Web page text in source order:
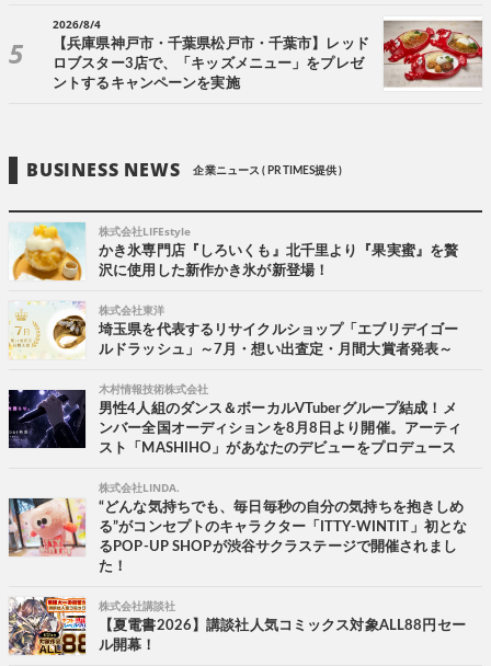
2026/8/4
【兵庫県神戸市・千葉県松戸市・千葉市】レッド
ロブスター3店で、「キッズメニュー」をプレゼ
ントするキャンペーンを実施
BUSINESS NEWS 企業ニュース ( PR TIMES提供 )
株式会社LIFEstyle
かき氷専門店『しろいくも』北千里より『果実蜜』を贅
沢に使用した新作かき氷が新登場！
株式会社東洋
埼玉県を代表するリサイクルショップ「エブリデイゴー
ルドラッシュ」～7月・想い出査定・月間大賞者発表～
木村情報技術株式会社
男性4人組のダンス＆ボーカルVTuberグループ結成！メ
ンバー全国オーディションを8月8日より開催。アーティ
スト「MASHIHO」があなたのデビューをプロデュース
株式会社LINDA.
“どんな気持ちでも、毎日毎秒の自分の気持ちを抱きしめ
る”がコンセプトのキャラクター「ITTY-WINTIT」初とな
るPOP-UP SHOPが渋谷サクラステージで開催されまし
た！
株式会社講談社
【夏電書2026】講談社人気コミックス対象ALL88円セー
ル開幕！